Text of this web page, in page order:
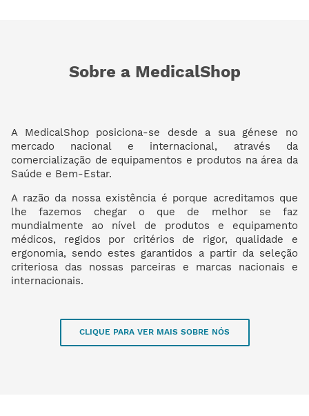
Sobre a MedicalShop
A MedicalShop posiciona-se desde a sua génese no
mercado nacional e internacional, através da
comercialização de equipamentos e produtos na área da
Saúde e Bem-Estar.
A razão da nossa existência é porque acreditamos que
lhe fazemos chegar o que de melhor se faz
mundialmente ao nível de produtos e equipamento
médicos, regidos por critérios de rigor, qualidade e
ergonomia, sendo estes garantidos a partir da seleção
criteriosa das nossas parceiras e marcas nacionais e
internacionais.
CLIQUE PARA VER MAIS SOBRE NÓS